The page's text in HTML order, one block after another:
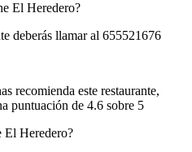
El Heredero?
deberás llamar al 655521676
recomienda este restaurante,
puntuación de 4.6 sobre 5
El Heredero?